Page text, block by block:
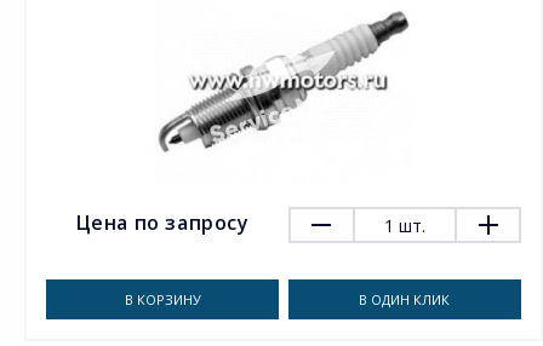
Цена по запросу 1 шт.
В КОРЗИНУ В ОДИН КЛИК